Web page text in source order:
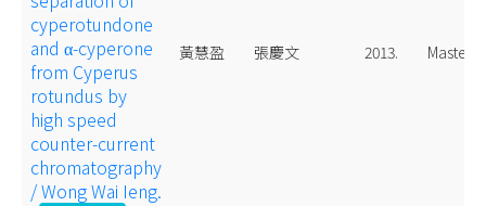
cyperotundone
and α-cyperone
from Cyperus
rotundus by
high speed
counter-current
chromatography
/ Wong Wai Ieng.
黃慧盈 張慶文 2013. Master